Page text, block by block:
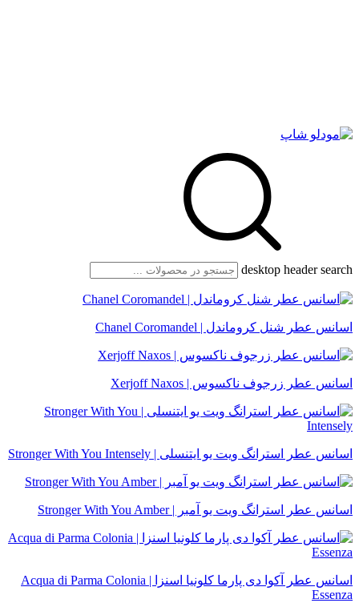
desktop header search
اسانس عطر شنل کروماندل | Chanel Coromandel
اسانس عطر زرجوف ناکسوس | Xerjoff Naxos
اسانس عطر استرانگ ویت یو ایتنسلی | Stronger With You Intensely
اسانس عطر استرانگ ویت یو آمبر | Stronger With You Amber
اسانس عطر آکوا دی پارما کلونیا اسنزا | Acqua di Parma Colonia
Essenza